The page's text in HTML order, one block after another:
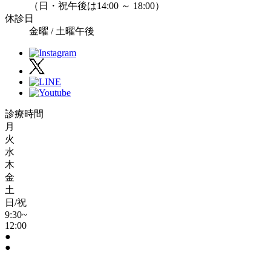
（日・祝午後は14:00 ～ 18:00）
休診日
金曜 / 土曜午後
診療時間
月
火
水
木
金
土
日/祝
9:30~
12:00
●
●